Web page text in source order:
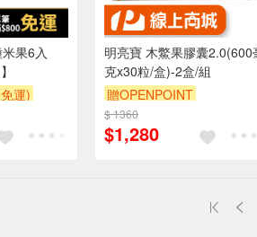
果6入
運)
明亮寶 木鱉果膠囊2.0(600
克x30粒/盒)-2盒/組
贈OPENPOINT
$ 1360
$1,280